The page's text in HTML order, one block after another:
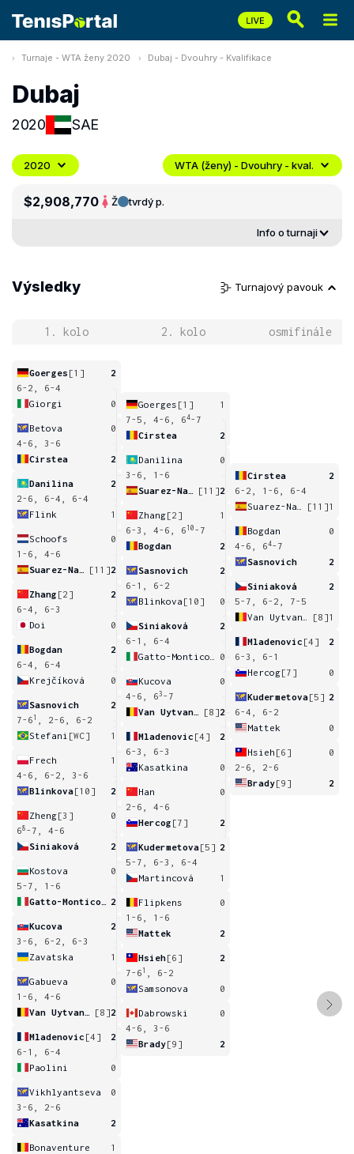
Turnaje - WTA ženy 2020 Dubaj - Dvouhry - Kvalifikace
Dubaj
2020 SAE
2020 WTA (ženy) - Dvouhry - kval.
$2,908,770 Ž tvrdý p.
Info o turnaji
Výsledky Turnajový pavouk
1. kolo 2. kolo osmifinále
Goerges [1]
2
6-2, 6-4
Giorgi
0
Betova
0
4-6, 3-6
Cirstea
2
Danilina
2
2-6, 6-4, 6-4
Flink
1
Schoofs
0
1-6, 4-6
[11]2
Zhang [2]
2
6-4, 6-3
Doi
0
Bogdan
2
6-4, 6-4
Krejčíková
0
Sasnovich
2
7-6 1
, 2-6, 6-2
Stefani [WC] 1
Frech
1
4-6, 6-2, 3-6
Blinkova[10] 2
Zheng[3]
0
68 -7, 4-6
Siniaková
2
Kostova
0
5-7, 1-6
2
Kucova
2
3-6, 6-2, 6-3
Zavatska
1
Gabueva
0
1-6, 4-6
[8]2
Mladenovic [4]
2
6-1, 6-4
Paolini
0
Vikhlyantseva
0
3-6, 2-6
Kasatkina
2
Bonaventure
1
Goerges [1]
1
7-5, 4-6, 64-7
Cirstea
2
Danilina
0
3-6, 1-6
[11]2
Zhang[2]
1
6-3, 4-6, 6 10 -7
Bogdan
2
Sasnovich
2
6-1, 6-2
Blinkova [10] 0
Siniaková
2
6-1, 6-4
0
Kucova
0
4-6, 63 -7
[8]2
Mladenovic [4]
2
6-3, 6-3
Kasatkina
0
Han
0
2-6, 4-6
Hercog [7] 2
Kudermetova[5] 2
5-7, 6-3, 6-4
Martincová
1
Flipkens
0
1-6, 1-6
Mattek
2
Hsieh[6]
2
7-6 1
, 6-2
Samsonova
0
Dabrowski
0
4-6, 3-6
Brady[9] 2
Cirstea
2
6-2, 1-6, 6-4
[11]1
Bogdan
0
4-6, 64-7
Sasnovich
2
Siniaková
2
5-7, 6-2, 7-5
[8]1
Mladenovic [4]
2
6-3, 6-1
Hercog[7] 0
Kudermetova[5] 2
6-4, 6-2
Mattek
0
Hsieh [6]
0
2-6, 2-6
Brady[9] 2